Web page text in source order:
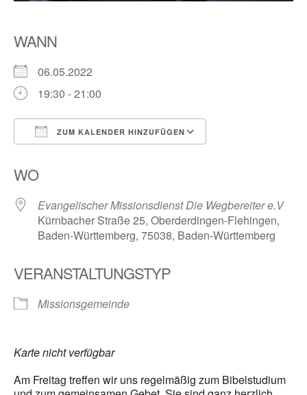
WANN
06.05.2022
19:30 - 21:00
ZUM KALENDER HINZUFÜGEN
WO
Evangelischer Missionsdienst Die Wegbereiter e.V
Kürnbacher Straße 25, Oberderdingen-Flehingen,
Baden-Württemberg, 75038, Baden-Württemberg
VERANSTALTUNGSTYP
Missionsgemeinde
Karte nicht verfügbar
Am Freitag treffen wir uns regelmäßig zum Bibelstudium